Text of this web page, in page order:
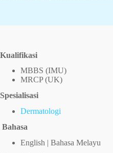
Kualifikasi
MBBS (IMU)
MRCP (UK)
Spesialisasi
Dermatologi
Bahasa
English | Bahasa Melayu